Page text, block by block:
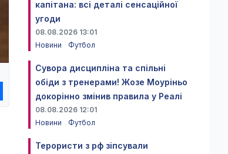
капітана: всі деталі сенсаційної
угоди
08.08.2026 13:01
Новини
Футбол
Сувора дисципліна та спільні
обіди з тренерами! Жозе Моуріньо
докорінно змінив правила у Реалі
08.08.2026 12:01
Новини
Футбол
Терористи з рф зіпсували